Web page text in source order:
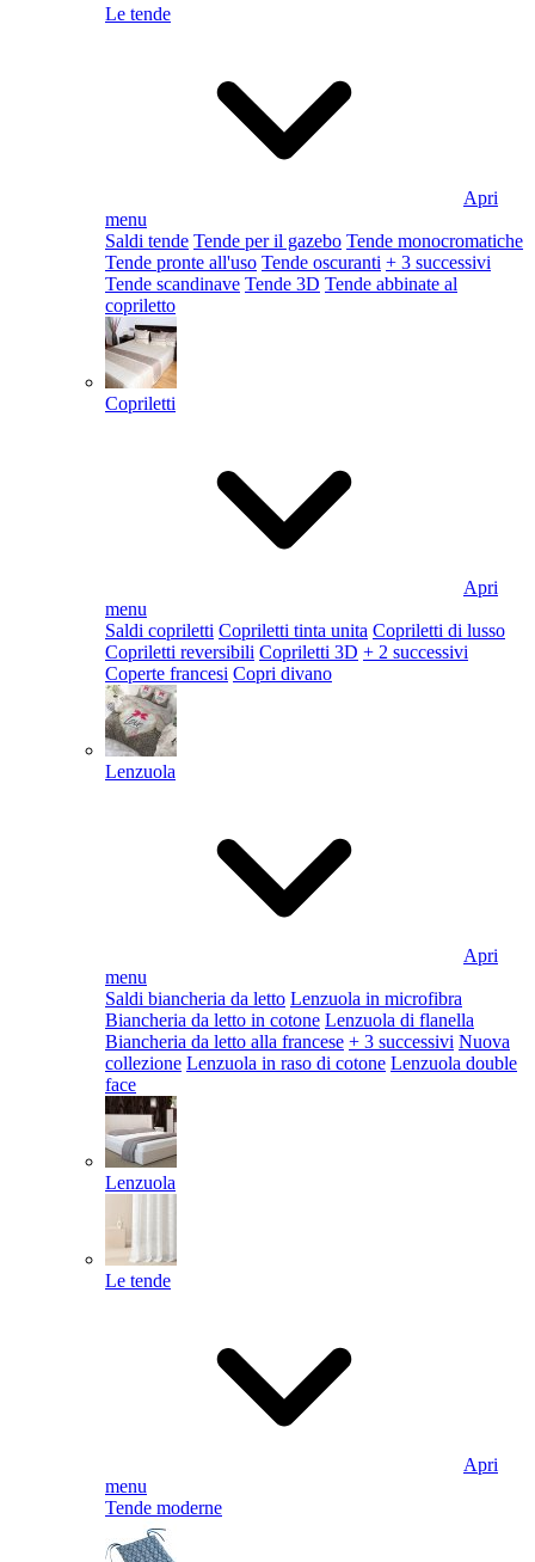
Le tende
Apri
menu
Saldi tende Tende per il gazebo Tende monocromatiche
Tende pronte all'uso Tende oscuranti + 3 successivi
Tende scandinave Tende 3D Tende abbinate al
copriletto
Copriletti
Apri
menu
Saldi copriletti Copriletti tinta unita Copriletti di lusso
Copriletti reversibili Copriletti 3D + 2 successivi
Coperte francesi Copri divano
Lenzuola
Apri
menu
Saldi biancheria da letto Lenzuola in microfibra
Biancheria da letto in cotone Lenzuola di flanella
Biancheria da letto alla francese + 3 successivi Nuova
collezione Lenzuola in raso di cotone Lenzuola double
face
Lenzuola
Le tende
Apri
menu
Tende moderne